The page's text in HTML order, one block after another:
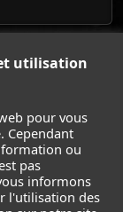
utilisation
pour vous
Cependant
ou
pas
informons
l'utilisation des
2026
déposées
ATLANTIS-
CONTACT-
-
: